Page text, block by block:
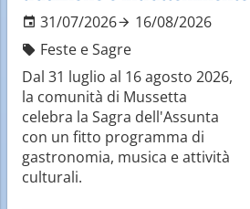
31/07/2026
16/08/2026
Feste e Sagre
Dal 31 luglio al 16 agosto 2026,
la comunità di Mussetta
celebra la Sagra dell'Assunta
con un fitto programma di
gastronomia, musica e attività
culturali.